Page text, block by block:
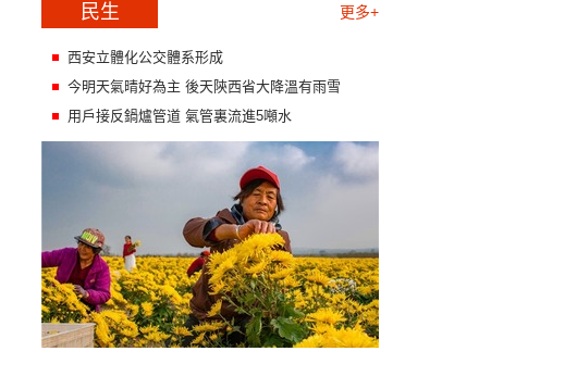
民生 更多+
西安立體化公交體系形成
今明天氣晴好為主 後天陝西省大降溫有雨雪
用戶接反鍋爐管道 氣管裏流進5噸水